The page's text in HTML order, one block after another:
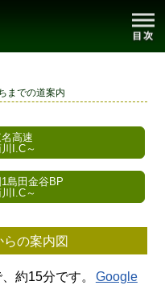
までの道案内
高速
I.C～
1島田金谷BP
I.C～
の案内図
約15分です。
Google